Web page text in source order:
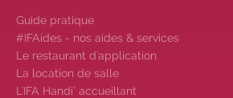
Guide pratique
#IFAides - nos aides & services
Le restaurant d'application
La location de salle
L'IFA Handi’ accueillant